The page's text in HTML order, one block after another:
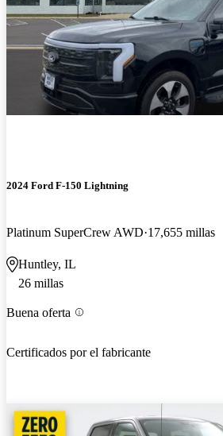
2024 Ford F-150 Lightning
Platinum SuperCrew AWD 17,655 millas
Huntley, IL
26 millas
Buena oferta
Certificados por el fabricante